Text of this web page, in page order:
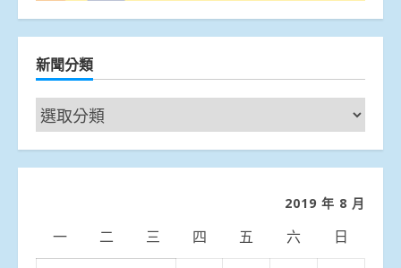
新聞分類
新
聞
分
2019 年 8 月
一 二 三 四 五 六 日